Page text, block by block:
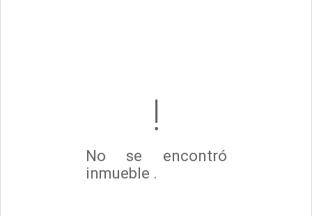
No se encontró
inmueble .